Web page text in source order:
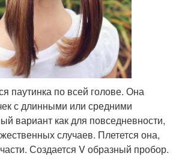
паутинка по всей голове. Она
с длинными или средними
вариант как для повседневности,
случаев. Плетется она,
Создается V образный пробор.